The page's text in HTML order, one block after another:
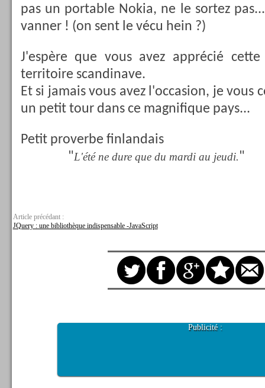
pas un portable Nokia, ne le sortez
vanner ! (on sent le vécu hein ?)
J'espère que vous avez apprécié
territoire scandinave.
Et si jamais vous avez l'occasion, je vous
un petit tour dans ce magnifique pays...
Petit proverbe finlandais
"L'été ne dure que du mardi au jeudi."
Article précédant :
JQuery : une bibliothèque indispensable -JavaScript
Publicité :